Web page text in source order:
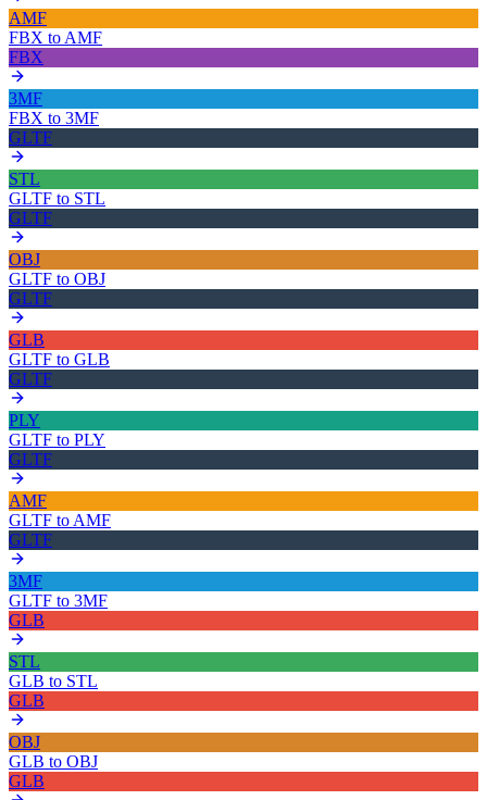
AMF
FBX to AMF
FBX
3MF
FBX to 3MF
GLTF
STL
GLTF to STL
GLTF
OBJ
GLTF to OBJ
GLTF
GLB
GLTF to GLB
GLTF
PLY
GLTF to PLY
GLTF
AMF
GLTF to AMF
GLTF
3MF
GLTF to 3MF
GLB
STL
GLB to STL
GLB
OBJ
GLB to OBJ
GLB